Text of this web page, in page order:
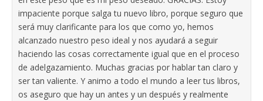
impaciente porque salga tu nuevo libro, porque seguro que
será muy clarificante para los que como yo, hemos
alcanzado nuestro peso ideal y nos ayudará a seguir
haciendo las cosas correctamente igual que en el proceso
de adelgazamiento. Muchas gracias por hablar tan claro y
ser tan valiente. Y animo a todo el mundo a leer tus libros,
os aseguro que hay un antes y un después y realmente